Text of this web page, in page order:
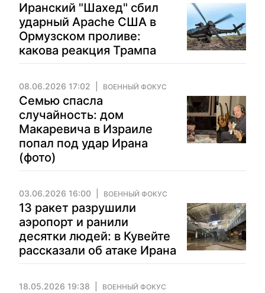
Иранский "Шахед" сбил
ударный Apache США в
Ормузском проливе:
какова реакция Трампа
08.06.2026 17:02 ВОЕННЫЙ ФОКУС
Семью спасла
случайность: дом
Макаревича в Израиле
попал под удар Ирана
(фото)
03.06.2026 16:00 ВОЕННЫЙ ФОКУС
13 ракет разрушили
аэропорт и ранили
десятки людей: в Кувейте
рассказали об атаке Ирана
18.05.2026 19:38 ВОЕННЫЙ ФОКУС